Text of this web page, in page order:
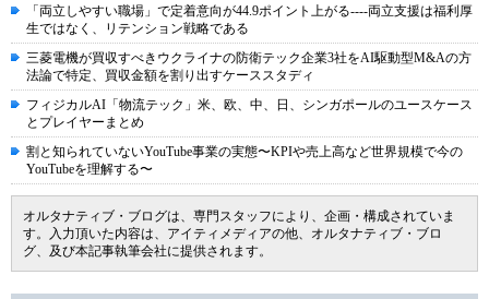
「両立しやすい職場」で定着意向が44.9ポイント上がる----両立支援は福利厚
生ではなく、リテンション戦略である
三菱電機が買収すべきウクライナの防衛テック企業3社をAI駆動型M&Aの方
法論で特定、買収金額を割り出すケーススタディ
フィジカルAI「物流テック」米、欧、中、日、シンガポールのユースケース
とプレイヤーまとめ
割と知られていないYouTube事業の実態〜KPIや売上高など世界規模で今の
YouTubeを理解する〜
オルタナティブ・ブログは、専門スタッフにより、企画・構成されていま
す。入力頂いた内容は、アイティメディアの他、オルタナティブ・ブロ
グ、及び本記事執筆会社に提供されます。